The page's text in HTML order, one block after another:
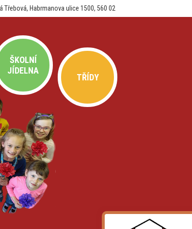
Třebová, Habrmanova ulice 1500, 560 02
ŠKOLNÍ
JÍDELNA
TŘÍDY